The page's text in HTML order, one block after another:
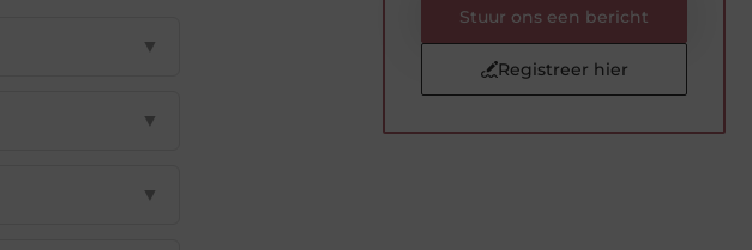
▼
▼
▼
Stuur ons een bericht
Registreer hier